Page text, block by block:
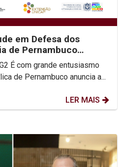
em Defesa dos
de Pernambuco
de Pernambuco anuncia a...
LER MAIS